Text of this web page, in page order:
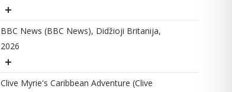
BBC News (BBC News), Didžioji Britanija,
2026
Clive Myrie's Caribbean Adventure (Clive